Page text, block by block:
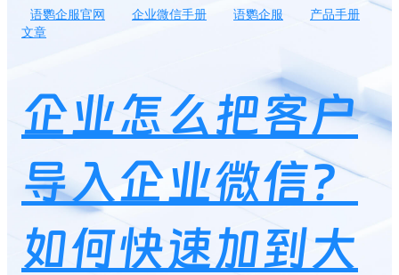
语鹦企服官网 企业微信手册 语鹦企服
产品手册
文章
企业怎么把客户
导入企业微信？
如何快速加到大